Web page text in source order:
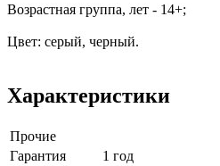
Возрастная группа, лет - 14+;
Цвет: серый, черный.
Характеристики
Прочие
Гарантия
1 год